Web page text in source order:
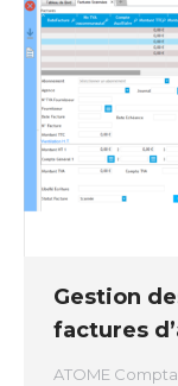
Gestion
factures
ATOME Compta